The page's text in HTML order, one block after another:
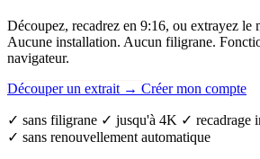
Découpez, recadrez en 9:16, ou extrayez le
Aucune installation. Aucun filigrane.
navigateur.
Découper un extrait → Créer mon compte
✓ sans filigrane ✓ jusqu'à 4K ✓ recadrage
✓ sans renouvellement automatique